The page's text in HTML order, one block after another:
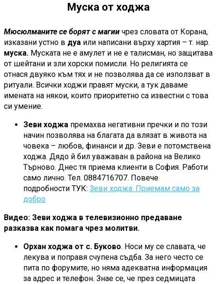
Муска от ходжа
Мюсюлманите се борят с магии чрез словата от Корана,
изказани устно в дуа или написани върху хартия – т. нар.
муска. Муската не е амулет и не е талисман, но защитава
от шейтани и зли хорски помисли. Но религията се
отнася двуяко към тях и не позволява да се използват в
ритуали. Всички ходжи правят муски, а тук даваме
имената на някои, които приоритетно са известни с това
си умение.
Зеви ходжа премахва негативни пречки и по този
начин позволява на благата да влязат в живота на
човека – любов, финанси и др. Зеви е потомствена
ходжа. Дядо й бил уважаван в района на Велико
Търново. Днес тя приема клиенти в София. Работи
само лично. Тел. 0884716707. Повече
подробности ТУК: Зеви ходжа: Приемам само за
добро
Видео: Зеви ходжа в телевизионно предаване
разказва как помага чрез молитви.
Орхан ходжа от с. Буково. Носи му се славата, че
лекува и поправя счупена съдба. За него често се
пита по форумите, но няма адекватна информация
за адрес и телефон. Знае се, че през седмицата